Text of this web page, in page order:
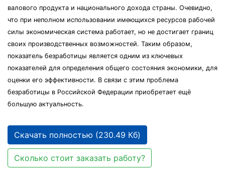
валового продукта и национального дохода страны. Очевидно,
что при неполном использовании имеющихся ресурсов рабочей
силы экономическая система работает, но не достигает границ
своих производственных возможностей. Таким образом,
показатель безработицы является одним из ключевых
показателей для определения общего состояния экономики, для
оценки его эффективности. В связи с этим проблема
безработицы в Российской Федерации приобретает ещё
большую актуальность.
Скачать полностью (230.49 Кб)
Сколько стоит заказать работу?